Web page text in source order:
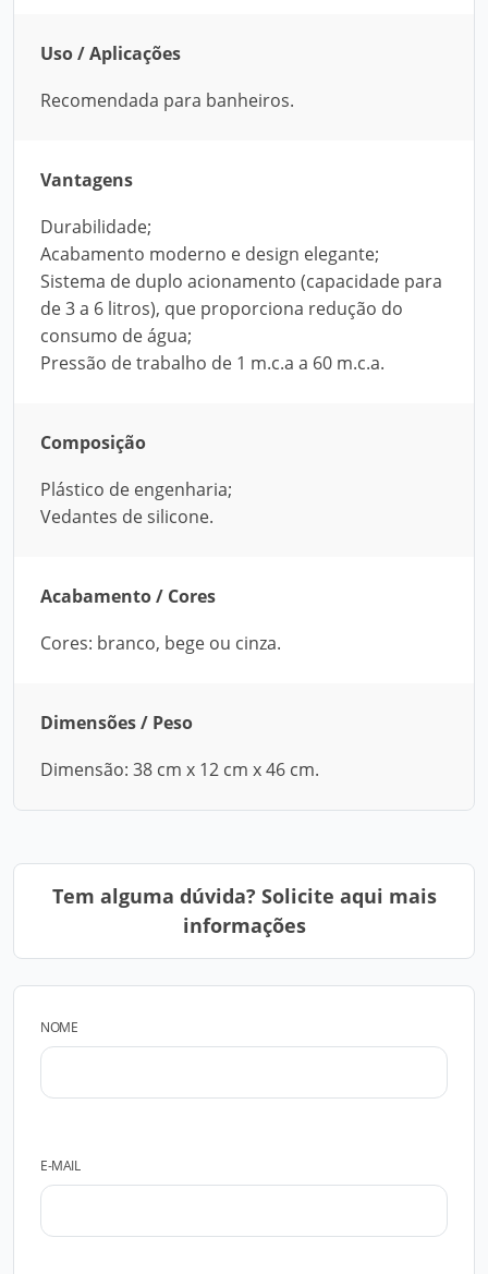
Uso / Aplicações
Recomendada para banheiros.
Vantagens
Durabilidade;
Acabamento moderno e design elegante;
Sistema de duplo acionamento (capacidade para
de 3 a 6 litros), que proporciona redução do
consumo de água;
Pressão de trabalho de 1 m.c.a a 60 m.c.a.
Composição
Plástico de engenharia;
Vedantes de silicone.
Acabamento / Cores
Cores: branco, bege ou cinza.
Dimensões / Peso
Dimensão: 38 cm x 12 cm x 46 cm.
Tem alguma dúvida? Solicite aqui mais
informações
NOME
E-MAIL